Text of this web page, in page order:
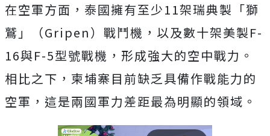
在空軍方面，泰國擁有至少11架瑞典製「獅
鷲」（Gripen）戰鬥機，以及數十架美製F-
16與F-5型號戰機，形成強大的空中戰力。
相比之下，柬埔寨目前缺乏具備作戰能力的
空軍，這是兩國軍力差距最為明顯的領域。